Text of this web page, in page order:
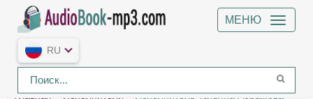
МЕНЮ
RU
Главная Исполнители Исполнитель Татьяна Абрамова